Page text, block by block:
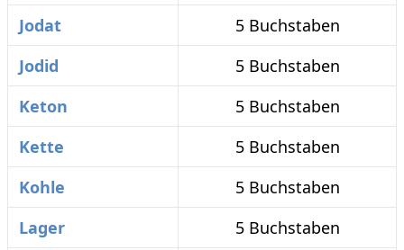
Jodat
5 Buchstaben
Jodid
5 Buchstaben
Keton
5 Buchstaben
Kette
5 Buchstaben
Kohle
5 Buchstaben
Lager
5 Buchstaben